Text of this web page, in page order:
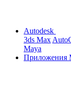
Autodesk
3ds Max
Maya
Приложения